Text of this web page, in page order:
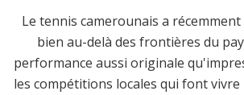
Le tennis camerounais a
bien au-delà des frontières du
performance aussi originale
les compétitions locales qui font vivre